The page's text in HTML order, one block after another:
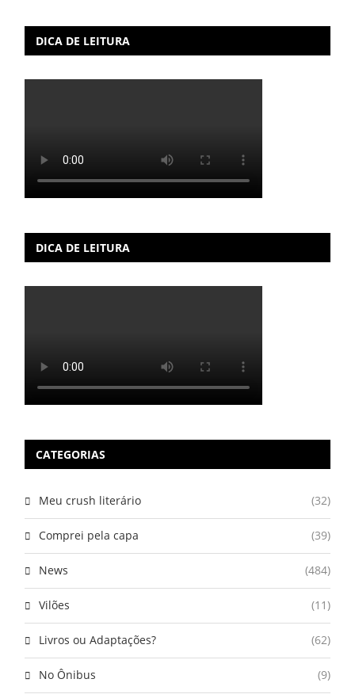
DICA DE LEITURA
DICA DE LEITURA
CATEGORIAS
Meu crush literário (32)
Comprei pela capa (39)
News (484)
Vilões (11)
Livros ou Adaptações? (62)
No Ônibus (9)